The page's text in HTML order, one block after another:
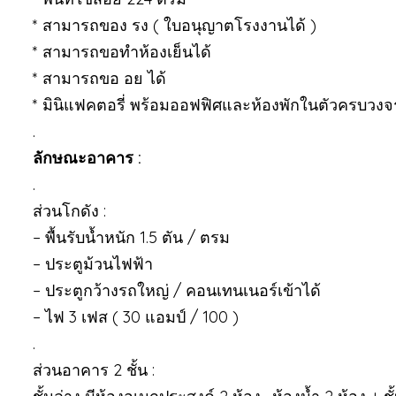
* สามารถของ รง ( ใบอนุญาตโรงงานได้ )
* สามารถขอทำห้องเย็นได้
* สามารถขอ อย ได้
* มินิแฟคตอรี่ พร้อมออฟฟิศและห้องพักในตัวครบวงจ
.
ลักษณะอาคาร :
.
ส่วนโกดัง :
– พื้นรับน้ำหนัก 1.5 ตัน / ตรม
– ประตูม้วนไฟฟ้า
– ประตูกว้างรถใหญ่ / คอนเทนเนอร์เข้าได้
– ไฟ 3 เฟส ( 30 แอมป์ / 100 )
.
ส่วนอาคาร 2 ชั้น :